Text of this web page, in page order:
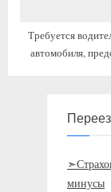
Требуется
автомобиля,
минусы